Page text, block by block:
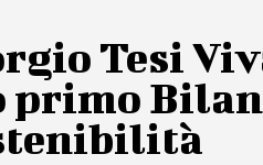
Tesi
primo